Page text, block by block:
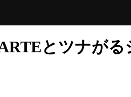
とツナがる